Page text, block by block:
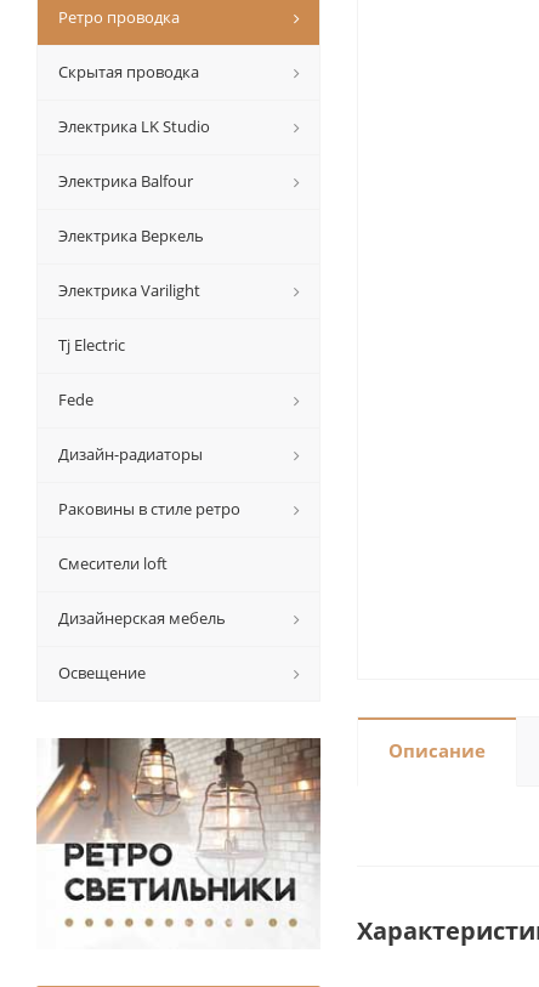
Описание
Ретро проводка
Скрытая проводка
Электрика LK Studio
Электрика Balfour
Электрика Веркель
Электрика Varilight
Tj Electric
Fede
Дизайн-радиаторы
Раковины в стиле ретро
Смесители loft
Дизайнерская мебель
Освещение